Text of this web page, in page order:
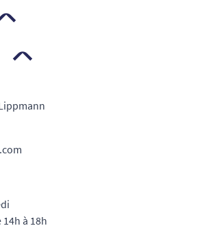
14h à 18h